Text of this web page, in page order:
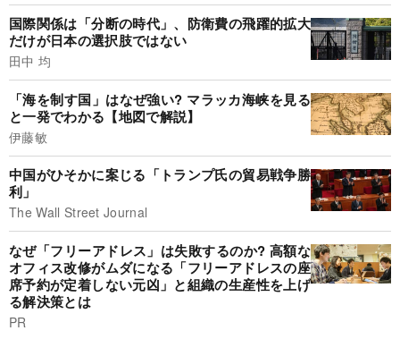
国際関係は「分断の時代」、防衛費の飛躍的拡大
だけが日本の選択肢ではない
田中 均
「海を制す国」はなぜ強い? マラッカ海峡を見る
と一発でわかる【地図で解説】
伊藤敏
中国がひそかに案じる「トランプ氏の貿易戦争勝
利」
The Wall Street Journal
なぜ「フリーアドレス」は失敗するのか? 高額な
オフィス改修がムダになる「フリーアドレスの座
席予約が定着しない元凶」と組織の生産性を上げ
る解決策とは
PR